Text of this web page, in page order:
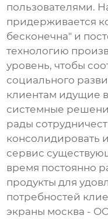
пользователями.
придерживается
бесконечна" и
технологию
уровень, чтобы
социального
клиентам идущие
системные
рады
консолидировать
сервис
время постоянно
продукты для
потребностей
экраны москва -